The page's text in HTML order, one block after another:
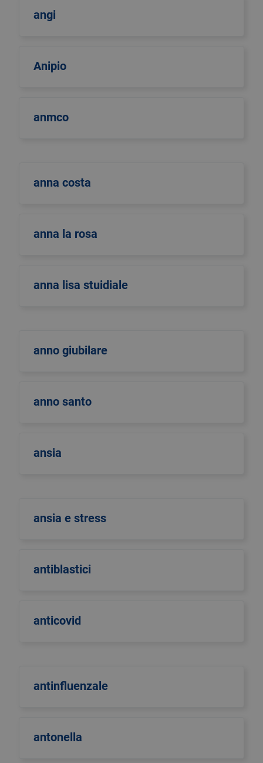
angi
Anipio
anmco
anna costa
anna la rosa
anna lisa stuidiale
anno giubilare
anno santo
ansia
ansia e stress
antiblastici
anticovid
antinfluenzale
antonella